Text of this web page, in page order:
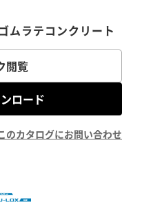
ムラテコンクリート
閲覧
ロード
のカタログにお問い合わせ